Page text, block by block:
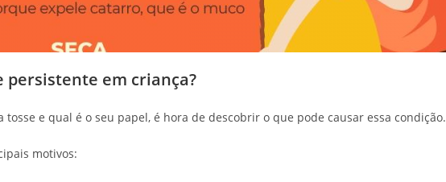
persistente em criança?
tosse e qual é o seu papel, é hora de descobrir o que pode causar essa condição.
motivos: